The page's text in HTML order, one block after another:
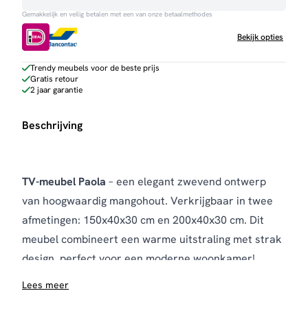
Gemakkelijk en veilig betalen met een van onze betaalmethodes
Bekijk opties
Trendy meubels voor de beste prijs
Gratis retour
2 jaar garantie
Beschrijving
TV-meubel Paola – een elegant zwevend ontwerp
van hoogwaardig mangohout. Verkrijgbaar in twee
afmetingen: 150x40x30 cm en 200x40x30 cm. Dit
meubel combineert een warme uitstraling met strak
design, perfect voor een moderne woonkamer!
Lees meer